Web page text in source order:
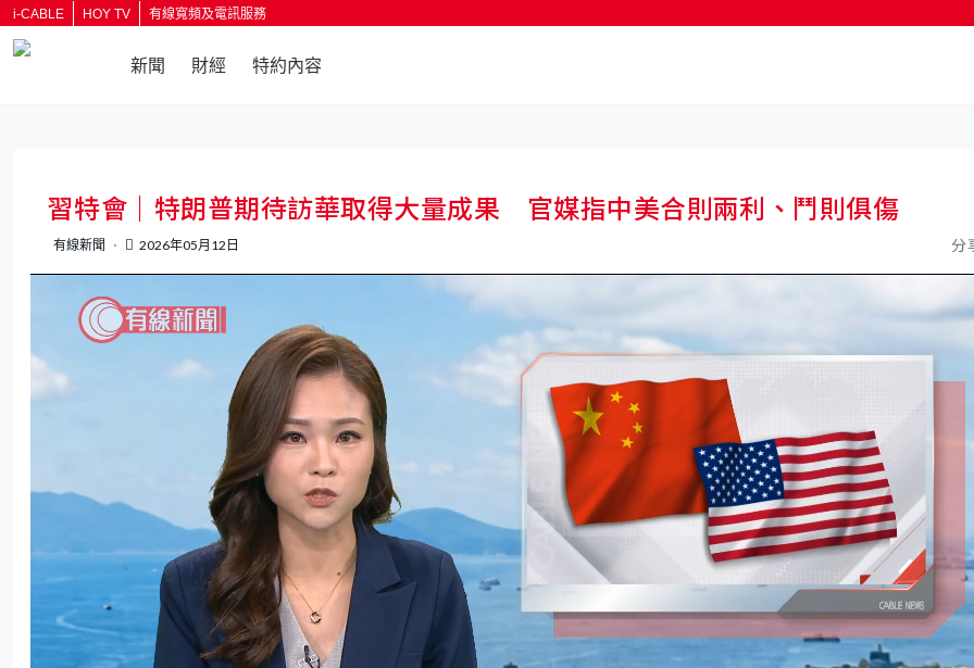
i-CABLE HOY TV 有線寬頻及電訊服務
新聞 財經 特約內容
習特會｜特朗普期待訪華取得大量成果 官媒指中美合則兩利、鬥則俱傷
有線新聞 2026年05月12日 分